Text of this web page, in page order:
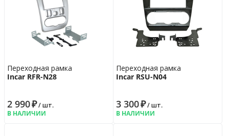
Переходная рамка
Incar RFR-N28
2 990₽/ шт.
В НАЛИЧИИ
Переходная рамка
Incar RSU-N04
3 300₽/ шт.
В НАЛИЧИИ